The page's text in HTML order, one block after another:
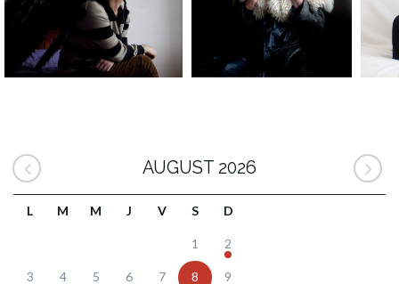
AUGUST 2026
L M M J V S D
1 2
3 4 5 6 7 8 9